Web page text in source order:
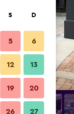
S D
5 6
12 13
19 20
26 27